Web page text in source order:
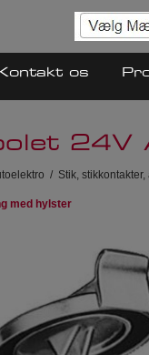
os
24V
/ Stik,
med hylster